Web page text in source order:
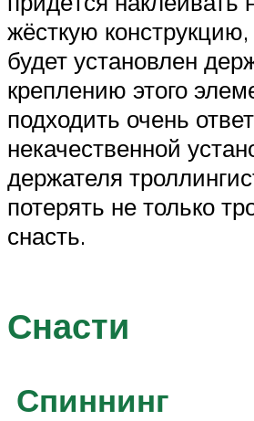
жёсткую
будет установлен
креплению этого
подходить очень
некачественной
держателя
потерять не только
снасть.
Снасти
Спиннинг